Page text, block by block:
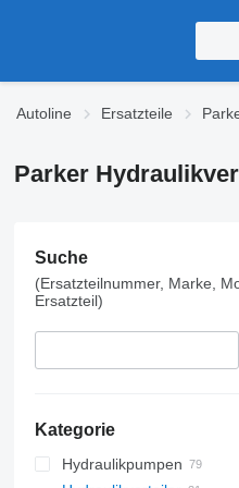
Autoline Ersatzteile
Parker
Suche
(Ersatzteilnummer, Marke,
Ersatzteil)
Kategorie
Hydraulikpumpen